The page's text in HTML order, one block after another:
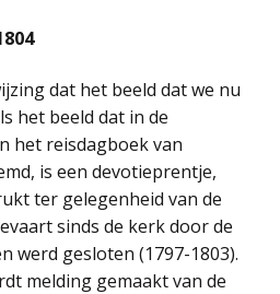
dat het beeld dat we nu
het beeld dat in de
het reisdagboek van
is een devotieprentje,
ter gelegenheid van de
sinds de kerk door de
werd gesloten (1797-1803).
melding gemaakt van de